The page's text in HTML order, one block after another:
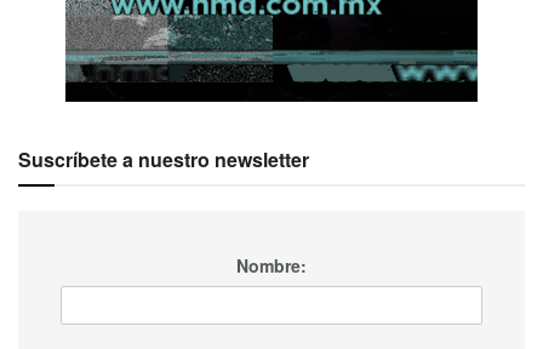
Suscríbete a nuestro newsletter
Nombre: